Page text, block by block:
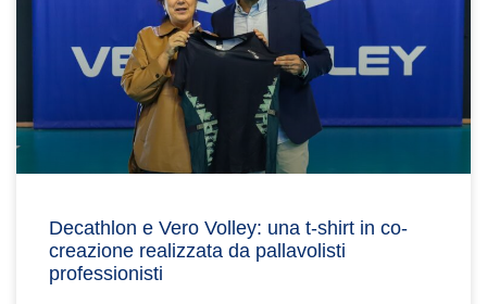
Decathlon e Vero Volley: una t-shirt in co-
creazione realizzata da pallavolisti
professionisti